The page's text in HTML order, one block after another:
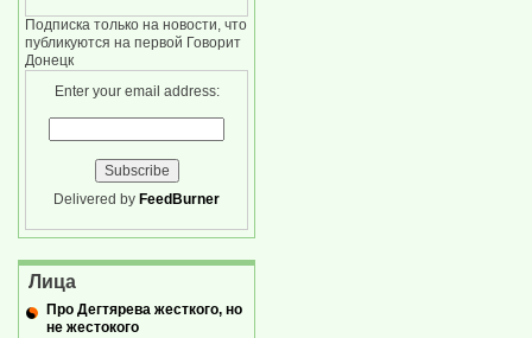
Подписка только на новости, что
публикуются на первой Говорит
Донецк
Enter your email address:
Delivered by FeedBurner
Лица
Про Дегтярева жесткого, но
не жестокого